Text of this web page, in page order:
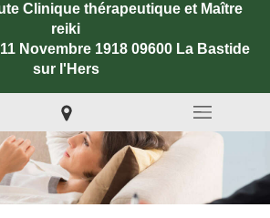
Clinique thérapeutique et Maître
reiki
Novembre 1918 09600 La Bastide
sur l'Hers